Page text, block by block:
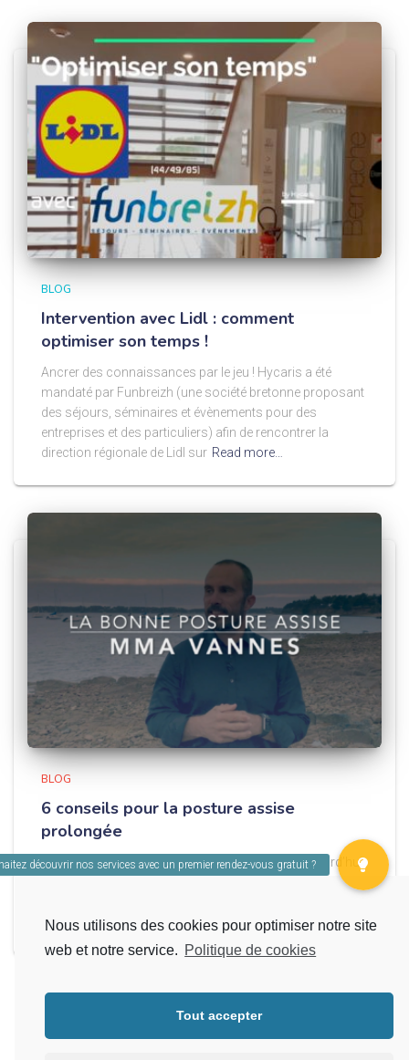
BLOG
Intervention avec Lidl : comment
optimiser son temps !
Ancrer des connaissances par le jeu ! Hycaris a été
mandaté par Funbreizh (une société bretonne proposant
des séjours, séminaires et évènements pour des
entreprises et des particuliers) afin de rencontrer la
direction régionale de Lidl sur Read more…
BLOG
6 conseils pour la posture assise
prolongée
« Vous avez un seul corps, prenez-en soin ! » Aujourd’hui,
nous vous proposons quelques conseils pour adopter
la maison ou entrain de regarder une de Read more…
Nous utilisons des cookies pour optimiser notre site
web et notre service. Politique de cookies
Tout accepter